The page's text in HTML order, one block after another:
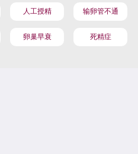
人工授精 输卵管不通
卵巢早衰 死精症